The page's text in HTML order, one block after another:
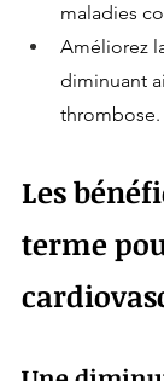
maladies
Améliorez
diminuant
thrombose.
Les
terme